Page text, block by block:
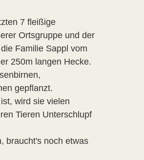
7 fleißige
Ortsgruppe und der
die Familie Sappl vom
250m langen Hecke.
gepflanzt.
wird sie vielen
Tieren Unterschlupf
braucht's noch etwas